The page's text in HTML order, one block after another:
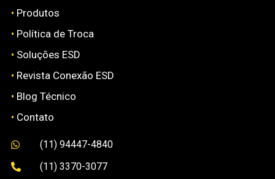
• Produtos
• Política de Troca
• Soluções ESD
• Revista Conexão ESD
• Blog Técnico
• Contato
 (11) 94447-4840
 (11) 3370-3077